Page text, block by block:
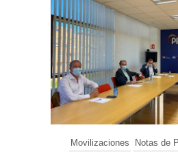
Movilizaciones Notas de